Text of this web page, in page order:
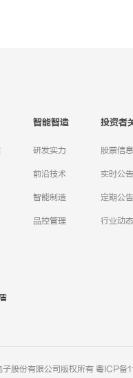
智能智造
研发实力
前沿技术
智能制造
品控管理
投资者
股票信
实时公
定期公
行业动
股份有限公司版权所有 粤ICP备